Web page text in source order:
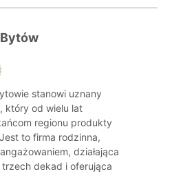
stanowi uznany
który od wielu lat
regionu produkty
to firma rodzinna,
działająca
dekad i oferująca